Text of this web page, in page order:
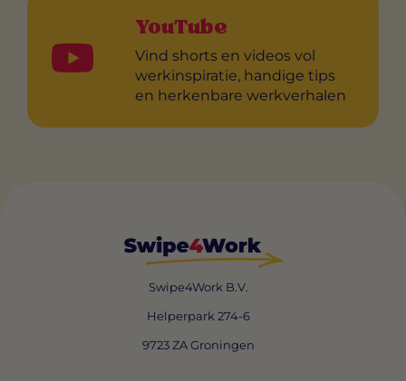
YouTube
Vind shorts en videos vol
werkinspiratie, handige tips
en herkenbare werkverhalen
Swipe4Work B.V.
Helperpark 274-6
9723 ZA Groningen